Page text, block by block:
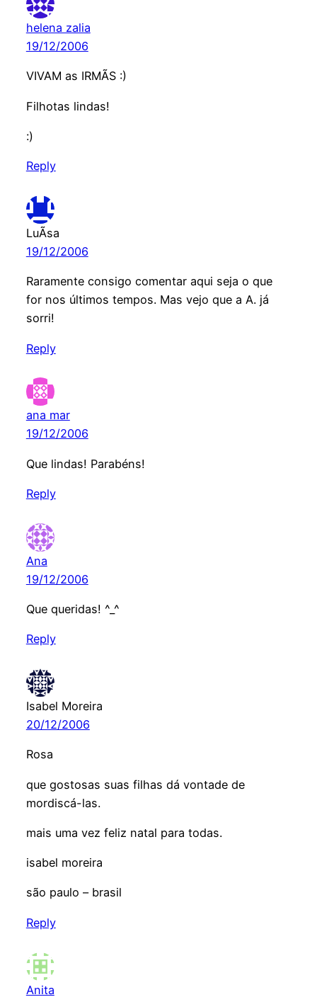
helena zalia
19/12/2006
VIVAM as IRMÃS :)
Filhotas lindas!
:)
Reply
LuÃ­sa
19/12/2006
Raramente consigo comentar aqui seja o que
for nos últimos tempos. Mas vejo que a A. já
sorri!
Reply
ana mar
19/12/2006
Que lindas! Parabéns!
Reply
Ana
19/12/2006
Que queridas! ^_^
Reply
Isabel Moreira
20/12/2006
Rosa
que gostosas suas filhas dá vontade de
mordiscá-las.
mais uma vez feliz natal para todas.
isabel moreira
são paulo – brasil
Reply
Anita